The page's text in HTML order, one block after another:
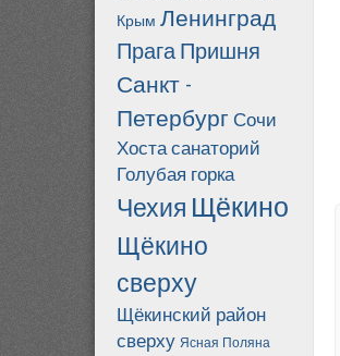
Крым Ленинград
Прага Пришня
Санкт -
Петербург Сочи
Хоста санаторий
Голубая горка
Чехия Щёкино
Щёкино
сверху
Щёкинский район
сверху Ясная Поляна